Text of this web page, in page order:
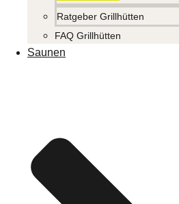
Ratgeber Grillhütten
FAQ Grillhütten
Saunen